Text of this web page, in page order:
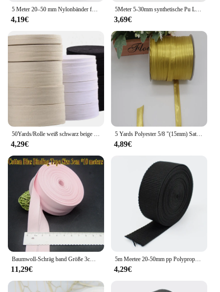
4,19€
5Meter 5-30mm synthetische Pu Leder Kordel tasche Nähband Bänder Kleidung Schräg bindung Dekoration Seil DIY Kleidungs stück Zubehör
3,69€
50Yards/Rolle weiß schwarz beige Twill Baumwolle Gurtband Schräg für Tasche Heim textilien hand gefertigt Handwerk 10/15/20/25/30/40mm Breite
4,29€
5 Yards Polyester 5/8 "(15mm) Satin Schräg band Band bindung einfarbig für DIY Kleidungs stück Nähen und Trimmen Heim textilien
4,89€
Baumwoll-Schräg band Größe 3cm * 10Meter einfarbiges DIY hand gefertigtes Näh material Schräg band
11,29€
5m Meetee 20-50mm pp Polypropylen Gurtband Umhängetasche Riemen Nylon band Band Sicherheits gürtel Dekor Spitze Nähen Schräg Zubehör
4,29€